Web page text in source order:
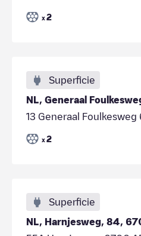
x 2
Superficie
13 Generaal Foulkesweg
x 2
Superficie
NL, Harnjesweg, 84,